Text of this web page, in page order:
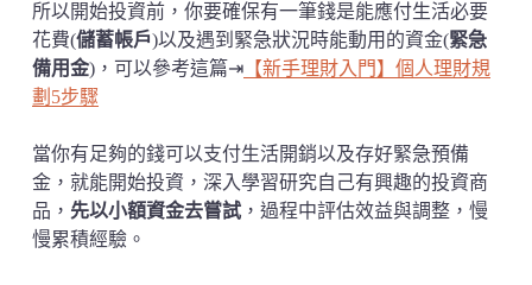
所以開始投資前，你要確保有一筆錢是能應付生活必要
花費(儲蓄帳戶)以及遇到緊急狀況時能動用的資金(緊急
備用金)，可以參考這篇⇥【新手理財入門】個人理財規
劃5步驟
當你有足夠的錢可以支付生活開銷以及存好緊急預備
金，就能開始投資，深入學習研究自己有興趣的投資商
品， 先以小額資金去嘗試，過程中評估效益與調整，慢
慢累積經驗。